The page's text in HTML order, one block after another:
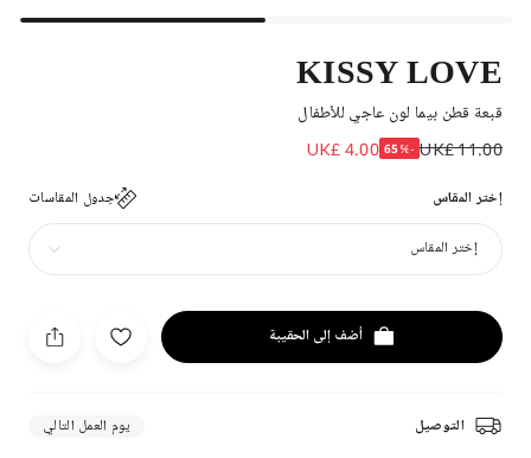
KISSY LOVE
قبعة قطن بيما لون عاجي للأطفال
UK£ 11.00
-65%
UK£ 4.00
إختر المقاس جدول المقاسات
إختر المقاس
أضف إلى الحقيبة
التوصيل يوم العمل التالي